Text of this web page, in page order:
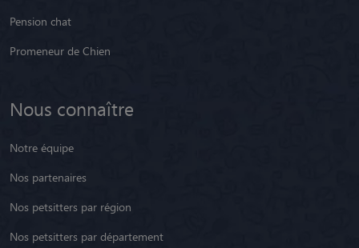
Pension chat
Promeneur de Chien
Nous connaître
Notre équipe
Nos partenaires
Nos petsitters par région
Nos petsitters par département